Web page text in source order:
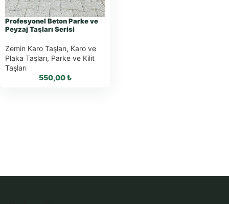
Profesyonel Beton Parke ve
Peyzaj Taşları Serisi
Zemin Karo Taşları, Karo ve
Plaka Taşları, Parke ve Kilit
Taşları
550,00₺